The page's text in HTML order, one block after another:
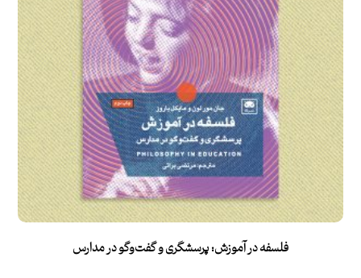
فلسفه در آموزش: پرسشگری و گفت‌وگو در مدارس